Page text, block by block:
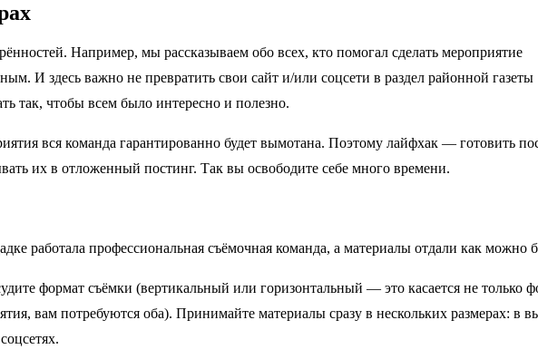
Например, мы рассказываем обо всех, кто помогал сделать мероприятие
И здесь важно не превратить свои сайт и/или соцсети в раздел районной газеты
так, чтобы всем было интересно и полезно.
вся команда гарантированно будет вымотана. Поэтому лайфхак — готовить
их в отложенный постинг. Так вы освободите себе много времени.
работала профессиональная съёмочная команда, а материалы отдали как можно
формат съёмки (вертикальный или горизонтальный — это касается не только
вам потребуются оба). Принимайте материалы сразу в нескольких размерах: в